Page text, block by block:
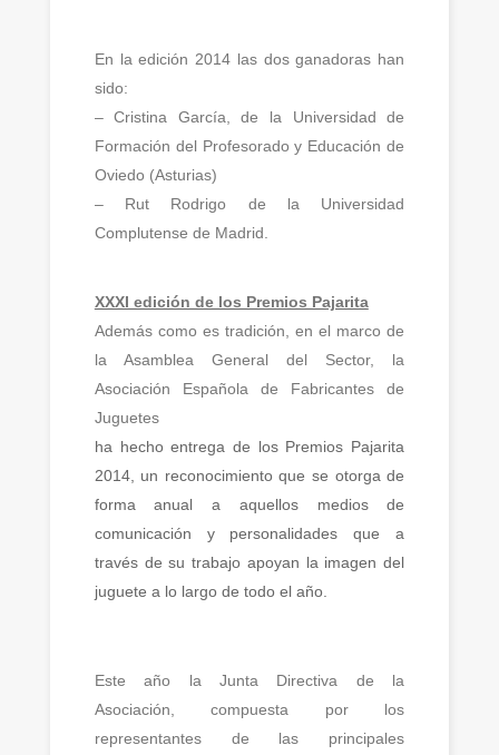
En la edición 2014 las dos ganadoras han
sido:
– Cristina García, de la Universidad de
Formación del Profesorado y Educación de
Oviedo (Asturias)
– Rut Rodrigo de la Universidad
Complutense de Madrid.
XXXI edición de los Premios Pajarita
Además como es tradición, en el marco de
la Asamblea General del Sector, la
Asociación Española de Fabricantes de
Juguetes
ha hecho entrega de los Premios Pajarita
2014, un reconocimiento que se otorga de
forma anual a aquellos medios de
comunicación y personalidades que a
través de su trabajo apoyan la imagen del
juguete a lo largo de todo el año.
Este año la Junta Directiva de la
Asociación, compuesta por los
representantes de las principales